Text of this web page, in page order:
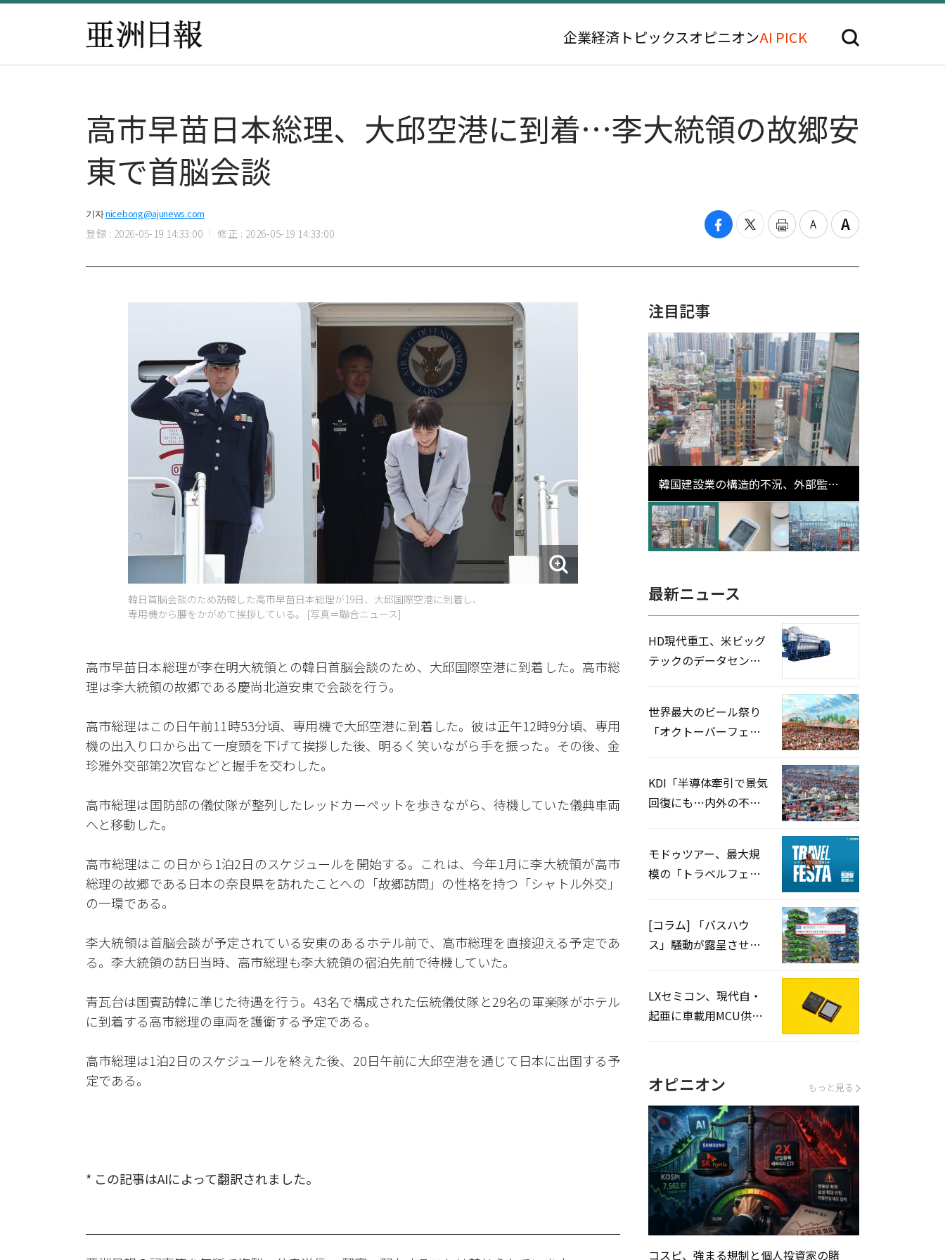
企業経済 トピックスオピニオンAI PICK
高市早苗日本総理、大邱空港に到着…李大統領の故郷安
東で首脳会談
기자nicebong@ajunews.com
登録 : 2026-05-19 14:33:00 修正 : 2026-05-19 14:33:00
韓日首脳会談のため訪韓した高市早苗日本総理が19日、大邱国際空港に到着し、
専用機から腰をかがめて挨拶している。 [写真＝聯合ニュース]
高市早苗日本総理が李在明大統領との韓日首脳会談のため、大邱国際空港に到着した。高市総
理は李大統領の故郷である慶尚北道安東で会談を行う。
高市総理はこの日午前11時53分頃、専用機で大邱空港に到着した。彼は正午12時9分頃、専用
機の出入り口から出て一度頭を下げて挨拶した後、明るく笑いながら手を振った。その後、金
珍雅外交部第2次官などと握手を交わした。
高市総理は国防部の儀仗隊が整列したレッドカーペットを歩きながら、待機していた儀典車両
へと移動した。
高市総理はこの日から1泊2日のスケジュールを開始する。これは、今年1月に李大統領が高市
総理の故郷である日本の奈良県を訪れたことへの「故郷訪問」の性格を持つ「シャトル外交」
の一環である。
李大統領は首脳会談が予定されている安東のあるホテル前で、高市総理を直接迎える予定であ
る。李大統領の訪日当時、高市総理も李大統領の宿泊先前で待機していた。
青瓦台は国賓訪韓に準じた待遇を行う。43名で構成された伝統儀仗隊と29名の軍楽隊がホテル
に到着する高市総理の車両を護衛する予定である。
高市総理は1泊2日のスケジュールを終えた後、20日午前に大邱空港を通じて日本に出国する予
定である。
* この記事はAIによって翻訳されました。
注目記事
韓国建設業の構造的不況、外部監査
対象企業の1割超が「ゾンビ企業」
に…5年で2.8倍増
最新ニュース
HD現代重工、米ビッグ
テックのデータセンタ
注…「過去最大」
世界最大のビール祭り
「オクトーバーフェス
KDI「半導体牽引で景気
回復にも…内外の不確
モドゥツアー、最大規
模の「トラベルフェス
[コラム] 「バスハウ
ス」騒動が露呈させた
LXセミコン、現代自・
起亜に車載用MCU供給
オピニオン もっと見る
コスピ、強まる規制と個人投資家の賭